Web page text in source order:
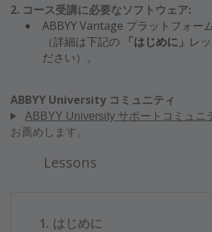
2. コース受講に必要なソフトウェア:
ABBYY Vantage プラットフォー
（詳細は下記の
「はじめに」 レ
ださい）。
ABBYY University コミュニティ
ABBYY University サポートコミュニ
お薦めします。
Lessons
1. はじめに